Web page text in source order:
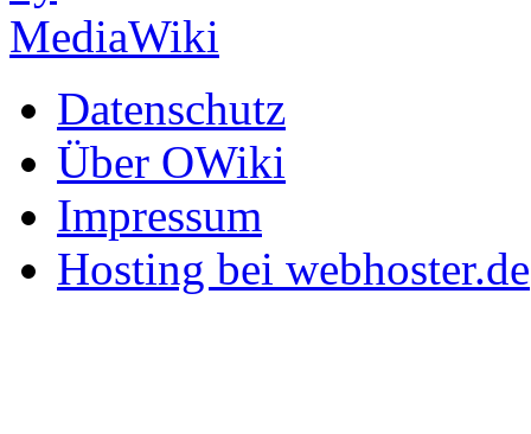
Datenschutz
Über OWiki
Impressum
Hosting bei webhoster.de